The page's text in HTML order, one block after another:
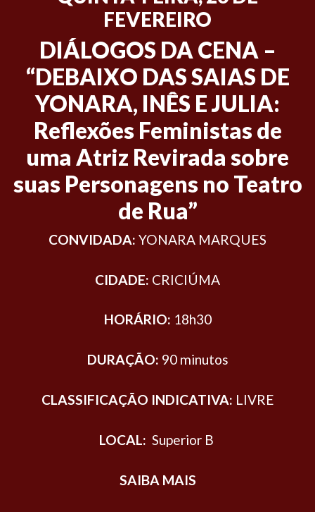
FEVEREIRO
DIÁLOGOS DA CENA –
“DEBAIXO DAS SAIAS DE
YONARA, INÊS E JULIA:
Reflexões Feministas de
uma Atriz Revirada sobre
suas Personagens no Teatro
de Rua”
CONVIDADA: YONARA MARQUES
CIDADE: CRICIÚMA
HORÁRIO: 18h30
DURAÇÃO: 90 minutos
CLASSIFICAÇÃO INDICATIVA: LIVRE
LOCAL: Superior B
SAIBA MAIS